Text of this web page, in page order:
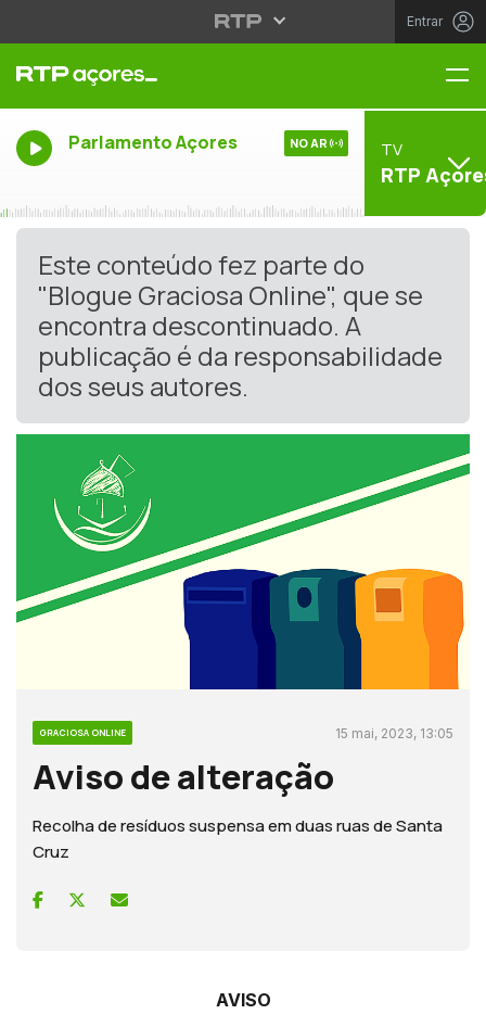
Entrar
Parlamento Açores NO AR TV
RTP
Este conteúdo fez parte do
"Blogue Graciosa Online", que se
encontra descontinuado. A
publicação é da responsabilidade
dos seus autores.
GRACIOSA ONLINE 15 mai, 2023, 13:05
Aviso de alteração
Recolha de resíduos suspensa em duas ruas de Santa
Cruz
AVISO